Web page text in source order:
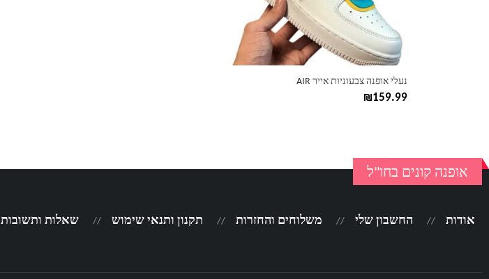
נעלי אופנה צבעוניות אייר AIR
₪159.99
האפשרויות
בעמוד
המוצר
אופנה קונים בחו"ל
אודות החשבון שלי משלוחים והחזרות תקנון ותנאי שימוש שאלות ותשובות